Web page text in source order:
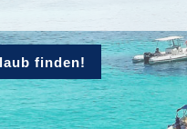
finden!